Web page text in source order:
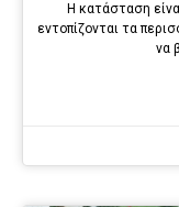
Η κατάσταση
εντοπίζονται τα
να